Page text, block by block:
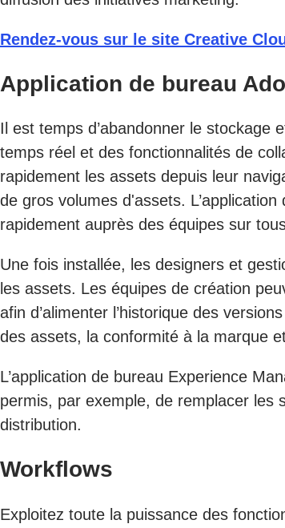
Rendez-vous sur le site Creative
Application de bureau
Il est temps d’abandonner le stockage
temps réel et des fonctionnalités de
rapidement les assets depuis leur
de gros volumes d'assets.
rapidement auprès des équipes sur
Une fois installée, les designers et
les assets. Les équipes de création
afin d’alimenter l’historique des
des assets, la conformité à la marque
L’application de bureau Experience
permis, par exemple, de remplacer les
distribution.
Workflows
Exploitez toute la puissance des